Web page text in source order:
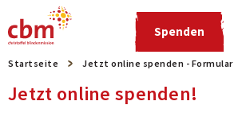
Spenden
Startseite Jetzt online spenden - Formular
Jetzt online spenden!